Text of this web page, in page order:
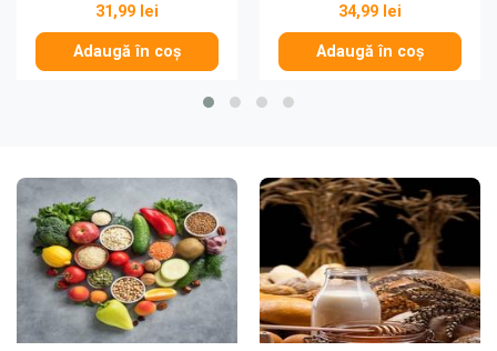
31,99 lei
Adaugă în coș
34,99 lei
Adaugă în coș